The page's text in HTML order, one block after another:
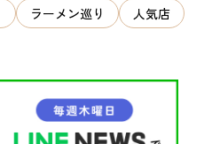
ラーメン巡り
人気店